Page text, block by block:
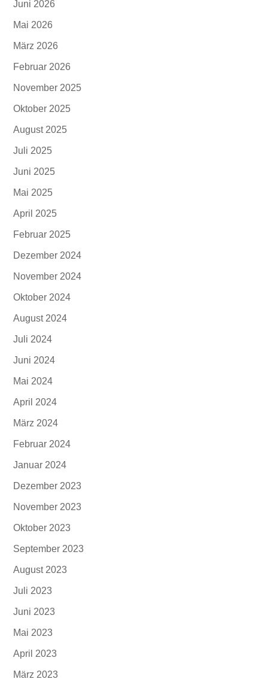
Juni 2026
Mai 2026
März 2026
Februar 2026
November 2025
Oktober 2025
August 2025
Juli 2025
Juni 2025
Mai 2025
April 2025
Februar 2025
Dezember 2024
November 2024
Oktober 2024
August 2024
Juli 2024
Juni 2024
Mai 2024
April 2024
März 2024
Februar 2024
Januar 2024
Dezember 2023
November 2023
Oktober 2023
September 2023
August 2023
Juli 2023
Juni 2023
Mai 2023
April 2023
März 2023